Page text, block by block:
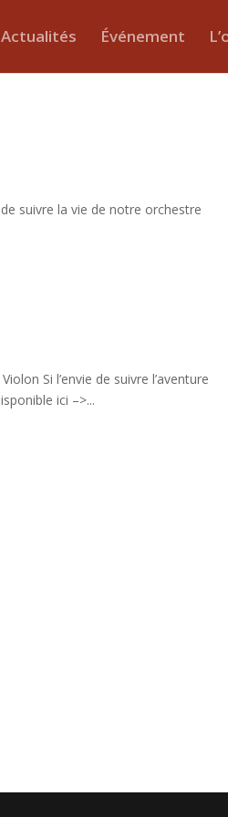
Actualités Événement
suivre la vie de notre orchestre
Si l’envie de suivre l’aventure
ici –>...